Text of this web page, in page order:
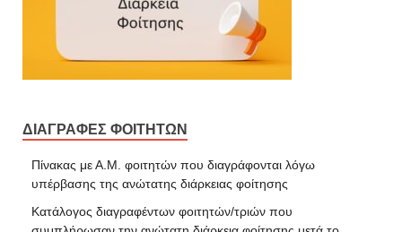
ΔΙΑΓΡΑΦΕΣ ΦΟΙΤΗΤΩΝ
Πίνακας με Α.Μ. φοιτητών που διαγράφονται λόγω
υπέρβασης της ανώτατης διάρκειας φοίτησης
Κατάλογος διαγραφέντων φοιτητών/τριών που